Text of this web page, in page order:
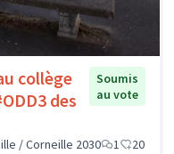
collège
des
Soumis
au vote
/ Corneille 2030 1 20